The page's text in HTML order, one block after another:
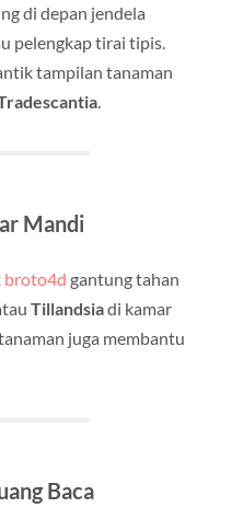
di depan jendela
pelengkap tirai tipis.
tampilan tanaman
.
Mandi
broto4d gantung tahan
Tillandsiadi kamar
juga membantu
Baca